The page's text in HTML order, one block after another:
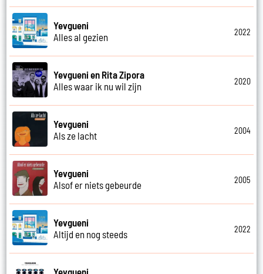
Yevgueni
Alles al gezien
2022
Yevgueni en Rita Zipora
Alles waar ik nu wil zijn
2020
Yevgueni
Als ze lacht
2004
Yevgueni
Alsof er niets gebeurde
2005
Yevgueni
Altijd en nog steeds
2022